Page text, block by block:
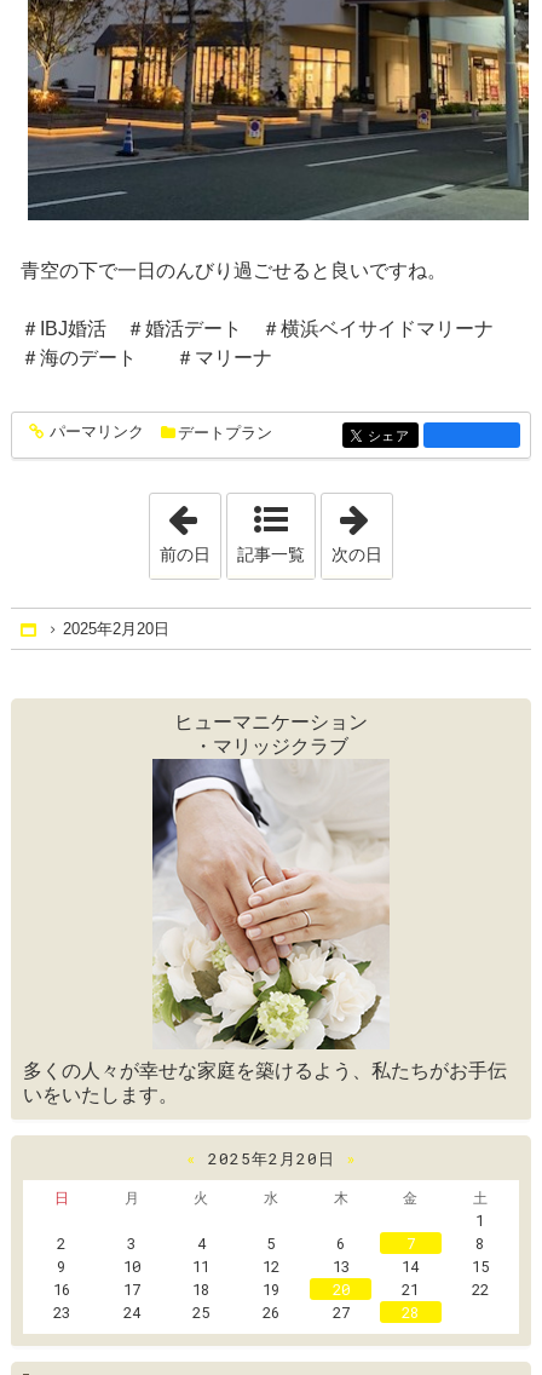
青空の下で一日のんびり過ごせると良いですね。
＃IBJ婚活 ＃婚活デート ＃横浜ベイサイドマリーナ
＃海のデート ＃マリーナ
entry1481
パーマリンク デートプラン entry1481
シェア
「2025年2月 7日」
前の日 記事一覧 次の日
Home
2025年2月20日
ヒューマニケーション
・マリッジクラブ
多くの人々が幸せな家庭を築けるよう、私たちがお手伝
いをいたします。
« 2025年2月20日
»
日
月 火 水 木 金
土
1
2
3 4 5 6 7
8
9
10 11 12 13 14
15
16
17 18 19 20 21
22
23
24 25 26 27 28